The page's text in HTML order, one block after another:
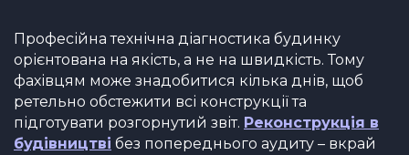
Професійна технічна діагностика будинку
орієнтована на якість, а не на швидкість. Тому
фахівцям може знадобитися кілька днів, щоб
ретельно обстежити всі конструкції та
підготувати розгорнутий звіт. Реконструкція в
будівництві без попереднього аудиту – вкрай